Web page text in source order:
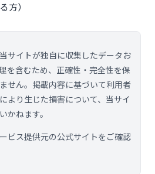
方）
サイトが独自に収集したデータお
を含むため、正確性・完全性を保
せん。掲載内容に基づいて利用者
より生じた損害について、当サイ
かねます。
ビス提供元の公式サイトをご確認